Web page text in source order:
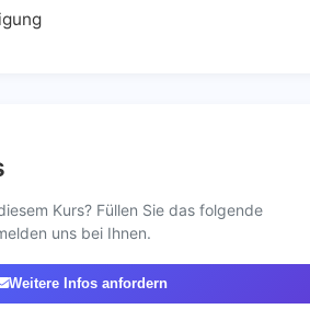
Kurs? Füllen Sie das folgende
uns bei Ihnen.
Weitere Infos anfordern